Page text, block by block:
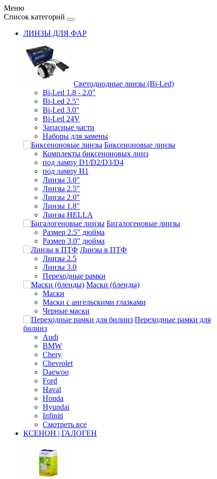
Меню
Список категорий
ЛИНЗЫ ДЛЯ ФАР
Светодиодные линзы (Bi-Led)
Bi-Led 1.8 - 2.0"
Bi-Led 2.5"
Bi-Led 3.0"
Bi-Led 24V
Запасные части
Наборы для замены
Биксеноновые линзы
Комплекты биксеноновых линз
под лампу D1/D2/D3/D4
под лампу Н1
Линзы 3.0"
Линзы 2.5"
Линзы 2.0"
Линзы 1.8"
Линзы HELLA
Бигалогеновые линзы
Размер 2.5" дюйма
Размер 3.0" дюйма
Линзы в ПТФ
Линзы 2.5
Линзы 3.0
Переходные рамки
Маски (бленды)
Маски
Маски с ангельскими глазками
Черные маски
Переходные рамки для
билинз
Audi
BMW
Chery
Chevrolet
Daewoo
Ford
Haval
Honda
Hyundai
Infiniti
Смотреть все
КСЕНОН | ГАЛОГЕН